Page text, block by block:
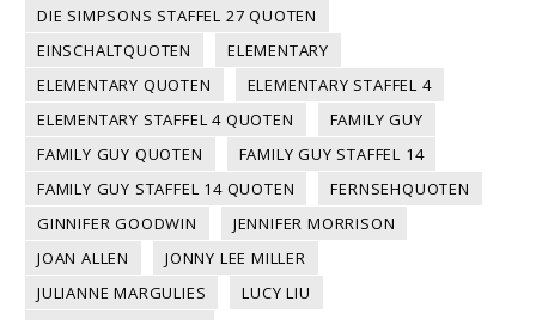
DIE SIMPSONS STAFFEL 27 QUOTEN
EINSCHALTQUOTEN
ELEMENTARY
ELEMENTARY QUOTEN
ELEMENTARY STAFFEL 4
ELEMENTARY STAFFEL 4 QUOTEN
FAMILY GUY
FAMILY GUY QUOTEN
FAMILY GUY STAFFEL 14
FAMILY GUY STAFFEL 14 QUOTEN
FERNSEHQUOTEN
GINNIFER GOODWIN
JENNIFER MORRISON
JOAN ALLEN
JONNY LEE MILLER
JULIANNE MARGULIES
LUCY LIU